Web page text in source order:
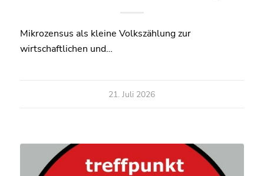
Mikrozensus als kleine Volkszählung zur
wirtschaftlichen und…
21. Juli 2026